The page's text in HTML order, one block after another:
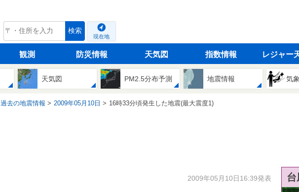
tenki.jp 検索
現在地
観測 防災情報 天気図 指数情報 レジャー
天気図 PM2.5分布予測 地震情報 気
過去の地震情報 2009年05月10日 16時33分頃発生した地震(最大震度1)
2009年05月10日16:39発表